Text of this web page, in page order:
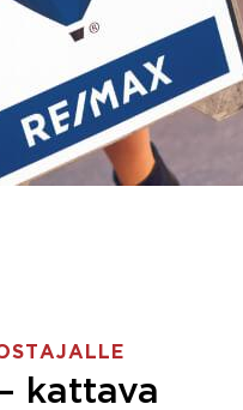
kattava